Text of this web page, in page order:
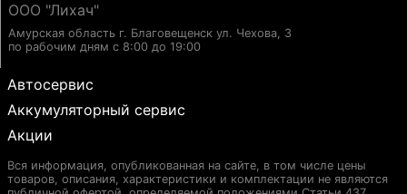
ООО "Лихач"
Амурская область г. Благовещенск ул. Чехова, 3
по рабочим дням с 8:00 до 19:00
Автосервис
Аккумуляторный сервис
Акции
Вся информация, опубликованная на сайте, в том числе цены
товаров, описания, характеристики и комплектации не являются